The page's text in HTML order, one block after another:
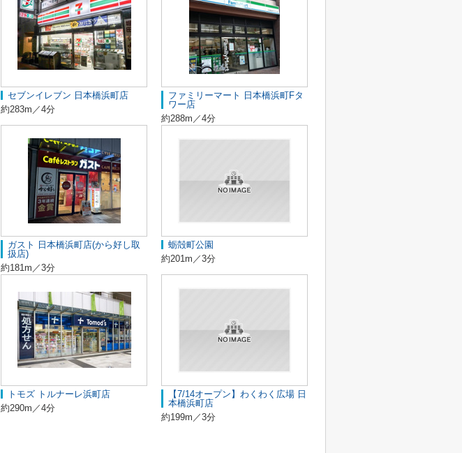
セブンイレブン 日本橋浜町店
約283m／4分
ファミリーマート 日本橋浜町Fタ
ワー店
約288m／4分
ガスト 日本橋浜町店(から好し取
扱店)
約181m／3分
蛎殻町公園
約201m／3分
トモズ トルナーレ浜町店
約290m／4分
【7/14オープン】わくわく広場 日
本橋浜町店
約199m／3分